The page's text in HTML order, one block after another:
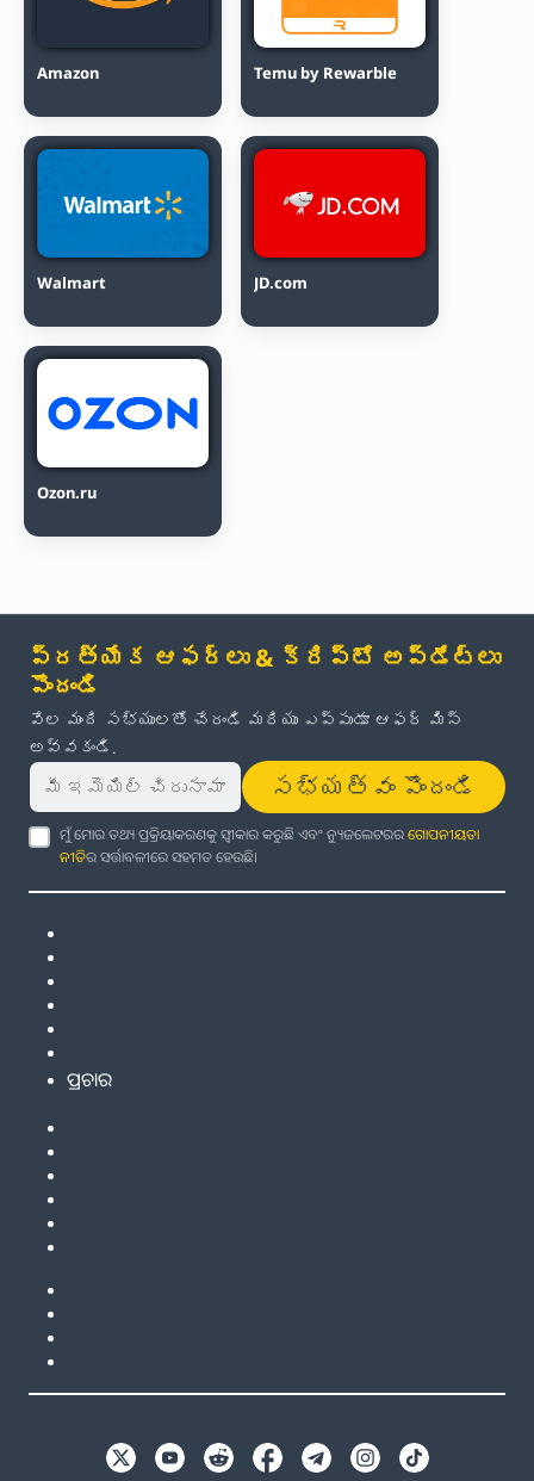
Amazon Temu by Rewarble
Walmart JD.com
Ozon.ru
ప్రత్యేక ఆఫర్లు & క్రిప్టో అప్‌డేట్‌లు
పొందండి
వేల మంది సభ్యులతో చేరండి మరియు ఎప్పుడూ ఆఫర్ మిస్
అవ్వకండి.
సభ్యత్వం పొందండి
ମୁଁ ମୋର ତଥ୍ୟ ପ୍ରକ୍ରିୟାକରଣକୁ ସ୍ୱୀକାର କରୁଛି ଏବଂ ନ୍ୟୁଜଲେଟରରଗୋପନୀୟତା
ନୀତିର ସର୍ତ୍ତାବଳୀରେ ସହମତ ହେଉଛି।
ପ୍ରଚାର